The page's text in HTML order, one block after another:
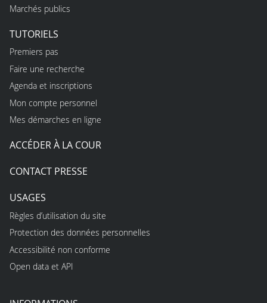
Marchés publics
TUTORIELS
Premiers pas
Faire une recherche
Agenda et inscriptions
Mon compte personnel
Mes démarches en ligne
ACCÉDER À LA COUR
CONTACT PRESSE
USAGES
Règles d’utilisation du site
Protection des données personnelles
Accessibilité non conforme
Open data et API